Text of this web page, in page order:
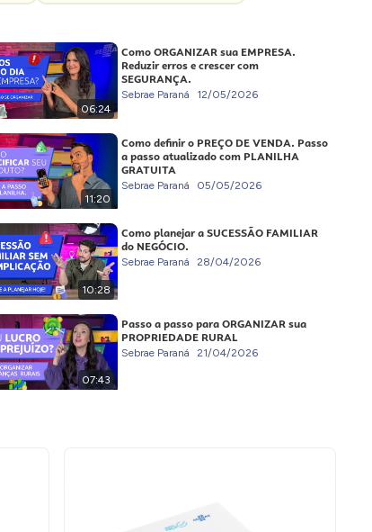
06:24
Como ORGANIZAR sua EMPRESA.
Reduzir erros e crescer com
SEGURANÇA.
Sebrae Paraná 12/05/2026
11:20
Como definir o PREÇO DE VENDA. Passo
a passo atualizado com PLANILHA
GRATUITA
Sebrae Paraná 05/05/2026
10:28
Como planejar a SUCESSÃO FAMILIAR
do NEGÓCIO.
Sebrae Paraná 28/04/2026
07:43
Passo a passo para ORGANIZAR sua
PROPRIEDADE RURAL
Sebrae Paraná 21/04/2026